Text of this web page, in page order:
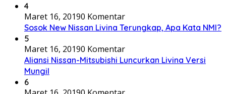
4
Maret 16, 20190 Komentar
Sosok New Nissan Livina Terungkap, Apa Kata NMI?
5
Maret 16, 20190 Komentar
Aliansi Nissan-Mitsubishi Luncurkan Livina Versi
Mungil
6